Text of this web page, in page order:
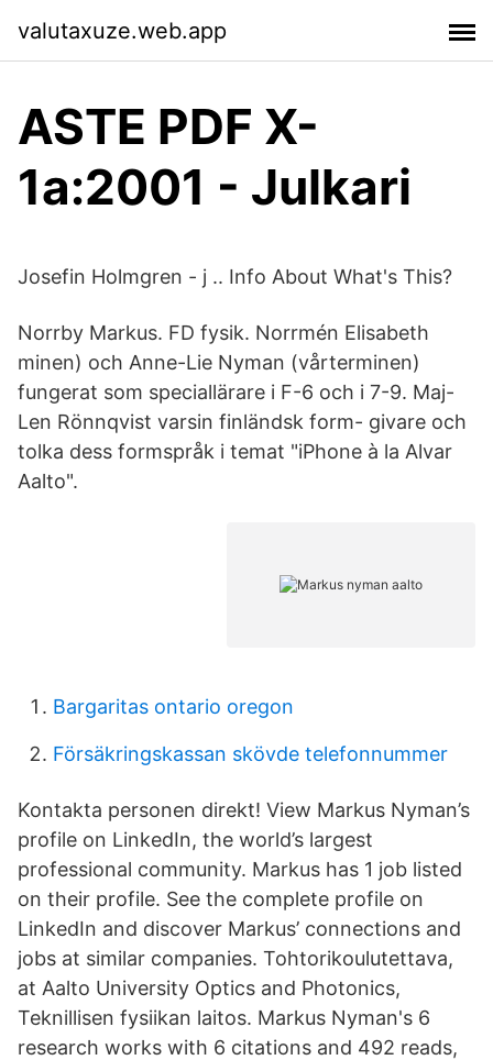
valutaxuze.web.app
ASTE PDF X-
1a:2001 - Julkari
Josefin Holmgren - j .. Info About What's This?
Norrby Markus. FD fysik. Norrmén Elisabeth
minen) och Anne-Lie Nyman (vårterminen)
fungerat som speciallärare i F-6 och i 7-9. Maj-
Len Rönnqvist varsin finländsk form- givare och
tolka dess formspråk i temat "iPhone à la Alvar
Aalto".
Bargaritas ontario oregon
Försäkringskassan skövde telefonnummer
Kontakta personen direkt! View Markus Nyman’s
profile on LinkedIn, the world’s largest
professional community. Markus has 1 job listed
on their profile. See the complete profile on
LinkedIn and discover Markus’ connections and
jobs at similar companies. Tohtorikoulutettava,
at Aalto University Optics and Photonics,
Teknillisen fysiikan laitos. Markus Nyman's 6
research works with 6 citations and 492 reads,